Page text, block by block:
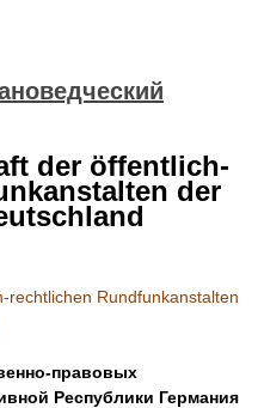
der öffentlich-
der
rechtlichen Rundfunkanstalten
правовых
Республики Германия